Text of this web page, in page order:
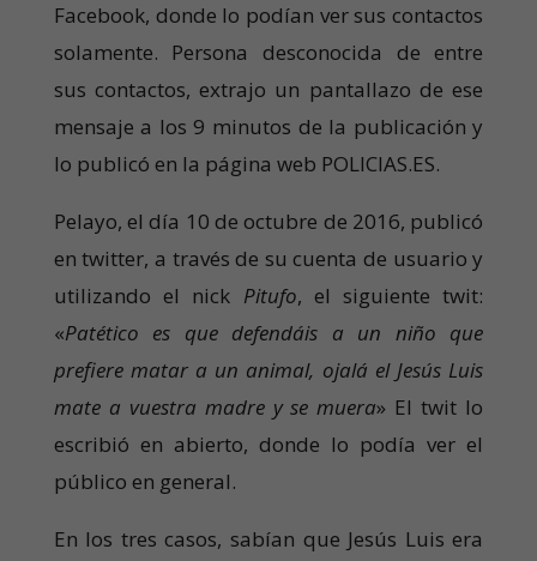
Facebook, donde lo podían ver sus contactos
solamente. Persona desconocida de entre
sus contactos, extrajo un pantallazo de ese
mensaje a los 9 minutos de la publicación y
lo publicó en la página web POLICIAS.ES.
Pelayo, el día 10 de octubre de 2016, publicó
en twitter, a través de su cuenta de usuario y
utilizando el nick Pitufo, el siguiente twit:
«Patético es que defendáis a un niño que
prefiere matar a un animal, ojalá el Jesús Luis
mate a vuestra madre y se muera» El twit lo
escribió en abierto, donde lo podía ver el
público en general.
En los tres casos, sabían que Jesús Luis era